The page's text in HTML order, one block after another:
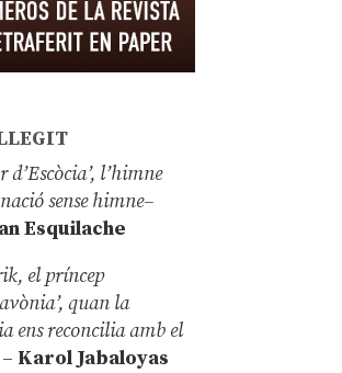
d’Escòcia’, l’himne
sense himne–
Esquilache
el príncep
quan la
ens reconcilia amb el
– Karol Jabaloyas